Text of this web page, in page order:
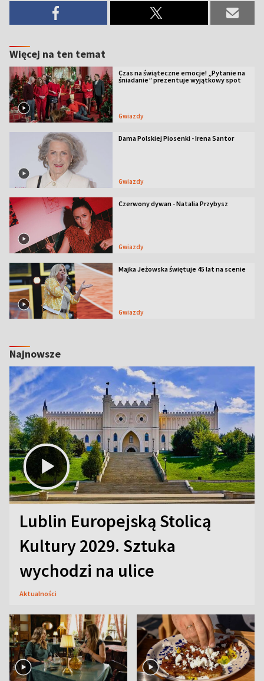
Więcej na ten temat
Czas na świąteczne emocje! „Pytanie na
śniadanie” prezentuje wyjątkowy spot
Gwiazdy
Dama Polskiej Piosenki - Irena Santor
Gwiazdy
Czerwony dywan - Natalia Przybysz
Gwiazdy
Majka Jeżowska świętuje 45 lat na scenie
Gwiazdy
Najnowsze
Lublin Europejską Stolicą
Kultury 2029. Sztuka
wychodzi na ulice
Aktualności